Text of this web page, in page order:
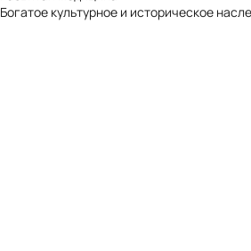
Богатое культурное и историческое